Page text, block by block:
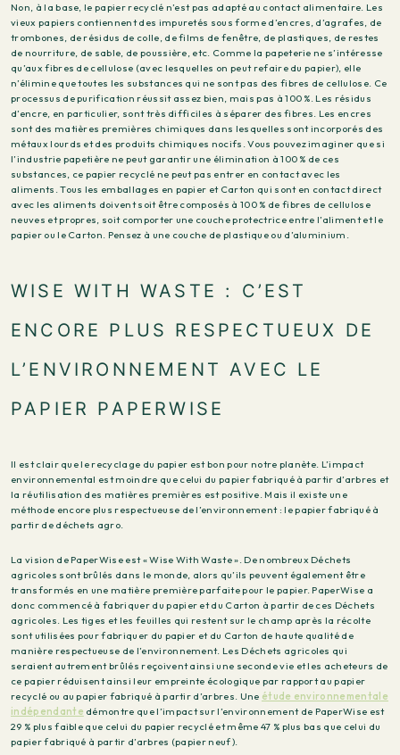
Non, à la base, le papier recyclé n’est pas adapté au contact alimentaire. Les
vieux papiers contiennent des impuretés sous forme d’encres, d’agrafes, de
trombones, de résidus de colle, de films de fenêtre, de plastiques, de restes
de nourriture, de sable, de poussière, etc. Comme la papeterie ne s’intéresse
qu’aux fibres de cellulose (avec lesquelles on peut refaire du papier), elle
n’élimine que toutes les substances qui ne sont pas des fibres de cellulose. Ce
processus de purification réussit assez bien, mais pas à 100 %. Les résidus
d’encre, en particulier, sont très difficiles à séparer des fibres. Les encres
sont des matières premières chimiques dans lesquelles sont incorporés des
métaux lourds et des produits chimiques nocifs. Vous pouvez imaginer que si
l’industrie papetière ne peut garantir une élimination à 100 % de ces
substances, ce papier recyclé ne peut pas entrer en contact avec les
aliments. Tous les emballages en papier et Carton qui sont en contact direct
avec les aliments doivent soit être composés à 100 % de fibres de cellulose
neuves et propres, soit comporter une couche protectrice entre l’aliment et le
papier ou le Carton. Pensez à une couche de plastique ou d’aluminium.
WISE WITH WASTE : C’EST
ENCORE PLUS RESPECTUEUX DE
L’ENVIRONNEMENT AVEC LE
PAPIER PAPERWISE
Il est clair que le recyclage du papier est bon pour notre planète. L’impact
environnemental est moindre que celui du papier fabriqué à partir d’arbres et
la réutilisation des matières premières est positive. Mais il existe une
méthode encore plus respectueuse de l’environnement : le papier fabriqué à
partir de déchets agro.
La vision de PaperWise est « Wise With Waste ». De nombreux Déchets
agricoles sont brûlés dans le monde, alors qu’ils peuvent également être
transformés en une matière première parfaite pour le papier. PaperWise a
donc commencé à fabriquer du papier et du Carton à partir de ces Déchets
agricoles. Les tiges et les feuilles qui restent sur le champ après la récolte
sont utilisées pour fabriquer du papier et du Carton de haute qualité de
manière respectueuse de l’environnement. Les Déchets agricoles qui
seraient autrement brûlés reçoivent ainsi une seconde vie et les acheteurs de
ce papier réduisent ainsi leur empreinte écologique par rapport au papier
recyclé ou au papier fabriqué à partir d’arbres. Une étude environnementale
indépendante démontre que l’impact sur l’environnement de PaperWise est
29 % plus faible que celui du papier recyclé et même 47 % plus bas que celui du
papier fabriqué à partir d’arbres (papier neuf).